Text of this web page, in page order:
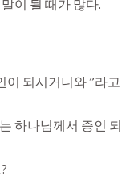
이 될 때가 많다.
이 되시거니와 ”라고
하나님께서 증인 되